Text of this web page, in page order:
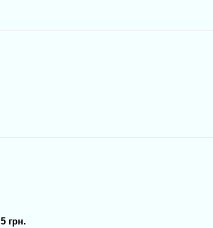
5 грн.